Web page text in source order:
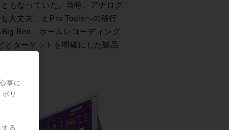
もなっていた。当時、アナログ
大丈夫、とPro Toolsへの移行
Ben、ホームレコーディング
ターゲットを明確にした製品
事に
リ
る